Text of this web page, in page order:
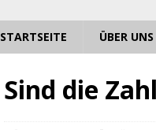
STARTSEITE ÜBER UNS
Sind die